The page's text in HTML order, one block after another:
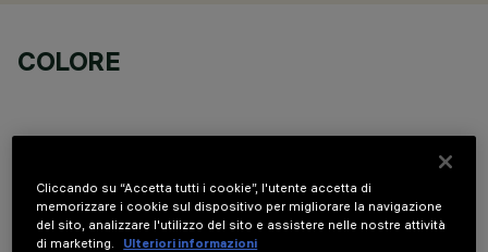
COLORE
COMPONENTI OPZIONALI
Cliccando su “Accetta tutti i cookie”, l'utente accetta di
memorizzare i cookie sul dispositivo per migliorare la navigazione
del sito, analizzare l'utilizzo del sito e assistere nelle nostre attività
di marketing.
Ulteriori informazioni